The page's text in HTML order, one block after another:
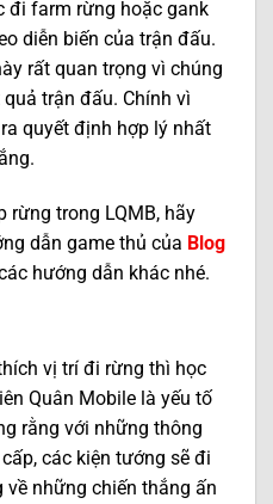
đi farm rừng hoặc gank
diễn biến của trận đấu.
rất quan trọng vì chúng
trận đấu. Chính vì
quyết định hợp lý nhất
rừng trong LQMB, hãy
dẫn game thủ của Blog
hướng dẫn khác nhé.
vị trí đi rừng thì học
Quân Mobile là yếu tố
rằng với những thông
các kiện tướng sẽ đi
những chiến thắng ấn